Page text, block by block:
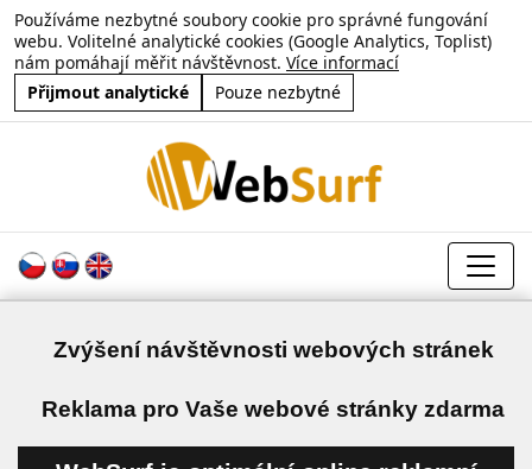
Používáme nezbytné soubory cookie pro správné fungování
webu. Volitelné analytické cookies (Google Analytics, Toplist)
nám pomáhají měřit návštěvnost. Více informací
Přijmout analytické
Pouze nezbytné
Zvýšení návštěvnosti webových stránek
Reklama pro Vaše webové stránky zdarma